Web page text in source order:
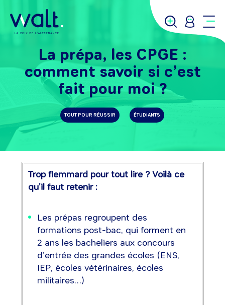
La prépa, les CPGE :
comment savoir si c’est
fait pour moi ?
TOUT POUR RÉUSSIR ÉTUDIANTS
Trop flemmard pour tout lire ? Voilà ce
qu’il faut retenir :
Les prépas regroupent des
formations post-bac, qui forment en
2 ans les bacheliers aux concours
d’entrée des grandes écoles (ENS,
IEP, écoles vétérinaires, écoles
militaires…)